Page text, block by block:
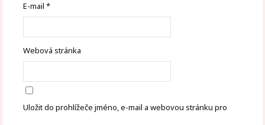
E-mail*
Webová stránka
Uložit do prohlížeče jméno, e-mail a webovou stránku pro